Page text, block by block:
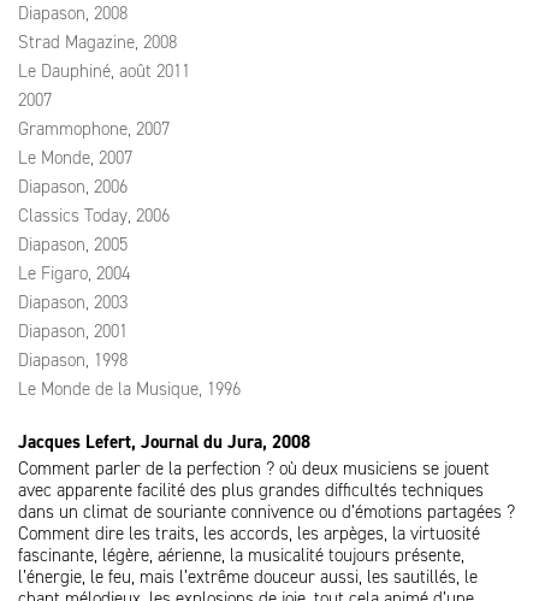
Diapason, 2008
Strad Magazine, 2008
Le Dauphiné, août 2011
2007
Grammophone, 2007
Le Monde, 2007
Diapason, 2006
Classics Today, 2006
Diapason, 2005
Le Figaro, 2004
Diapason, 2003
Diapason, 2001
Diapason, 1998
Le Monde de la Musique, 1996
Jacques Lefert, Journal du Jura, 2008
Comment parler de la perfection ? où deux musiciens se jouent
avec apparente facilité des plus grandes difficultés techniques
dans un climat de souriante connivence ou d’émotions partagées ?
Comment dire les traits, les accords, les arpèges, la virtuosité
fascinante, légère, aérienne, la musicalité toujours présente,
l’énergie, le feu, mais l’extrême douceur aussi, les sautillés, le